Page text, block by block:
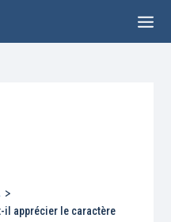
>
il apprécier le caractère